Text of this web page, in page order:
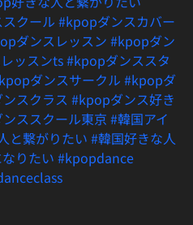
クール #kpopダンスカバー
ダンスレッスン #kpopダン
ッスンts#kpopダンススタ
ダンスサークル #kpopダ
スクラス #kpopダンス好き
ススクール東京 #韓国アイ
と繋がりたい #韓国好きな人
りたい #kpopdance